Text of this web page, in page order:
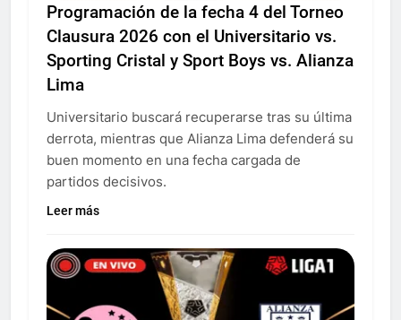
Programación de la fecha 4 del Torneo
Clausura 2026 con el Universitario vs.
Sporting Cristal y Sport Boys vs. Alianza
Lima
Universitario buscará recuperarse tras su última
derrota, mientras que Alianza Lima defenderá su
buen momento en una fecha cargada de
partidos decisivos.
Leer más